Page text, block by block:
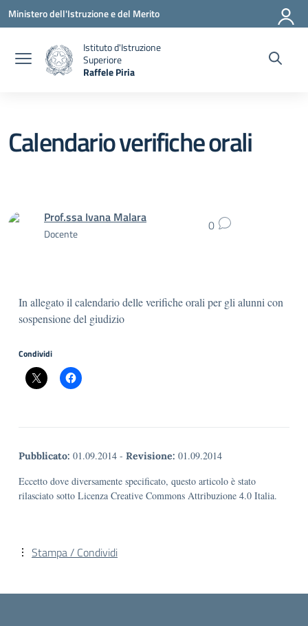
Vai ai contenuti
Vai al menu di navigazione
Vai al footer
Ministero dell'Istruzione e del Merito
Istituto d'Istruzione
Superiore
Raffele Piria
Calendario verifiche orali
Prof.ssa Ivana Malara
Docente 0
In allegato il calendario delle verifiche orali per gli alunni con
sospensione del giudizio
Condividi
Pubblicato: 01.09.2014 - Revisione: 01.09.2014
Eccetto dove diversamente specificato, questo articolo è stato
rilasciato sotto Licenza Creative Commons Attribuzione 4.0 Italia.
Stampa / Condividi